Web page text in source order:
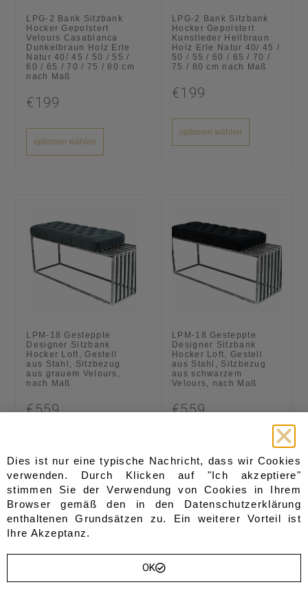
LPG-2 Bank Sitzbank
Hocker Gepolstert
Velours Casablanca
Dunkelbraun Holz Erle
Natur 40/ 45 / 50 / 55 /
60 / 65 / 70 / 75 / 80 cm
nach Maß
€199
optionen wählen
LPG-2 Bank Sitzbank
Hocker Gepolstert
Kunstleder Hellbraun
Holz Erle Natur 40/ 45 /
50 / 55 / 60 / 65 / 70 /
75 / 80 cm nach Maß
€199
optionen wählen
LPM-18 Gesteppte
Designer Sitzbank
Hocker Loft, Gestell
aus Stahl, Sitzbezug
aus grauem Velours,
nach Maß
€559
LPM-18 Gesteppte
Designer Sitzbank
Hocker Loft, Gestell
aus Stahl, Sitzbezug
aus schwarzem
Velours, nach Maß
€559
Dies ist nur eine typische Nachricht, dass wir Cookies
verwenden. Durch Klicken auf "Ich akzeptiere"
stimmen Sie der Verwendung von Cookies in Ihrem
Browser gemäß den in den Datenschutzerklärung
enthaltenen Grundsätzen zu. Ein weiterer Vorteil ist
Ihre Akzeptanz.
OK